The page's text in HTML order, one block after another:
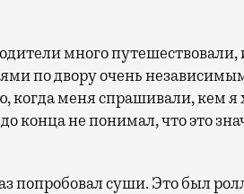
по двору очень
когда меня спрашивали, кем я
конца не понимал, что это
попробовал суши. Это был